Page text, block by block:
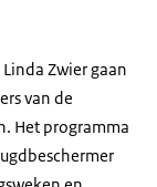
Zwier gaan
van de
Het programma